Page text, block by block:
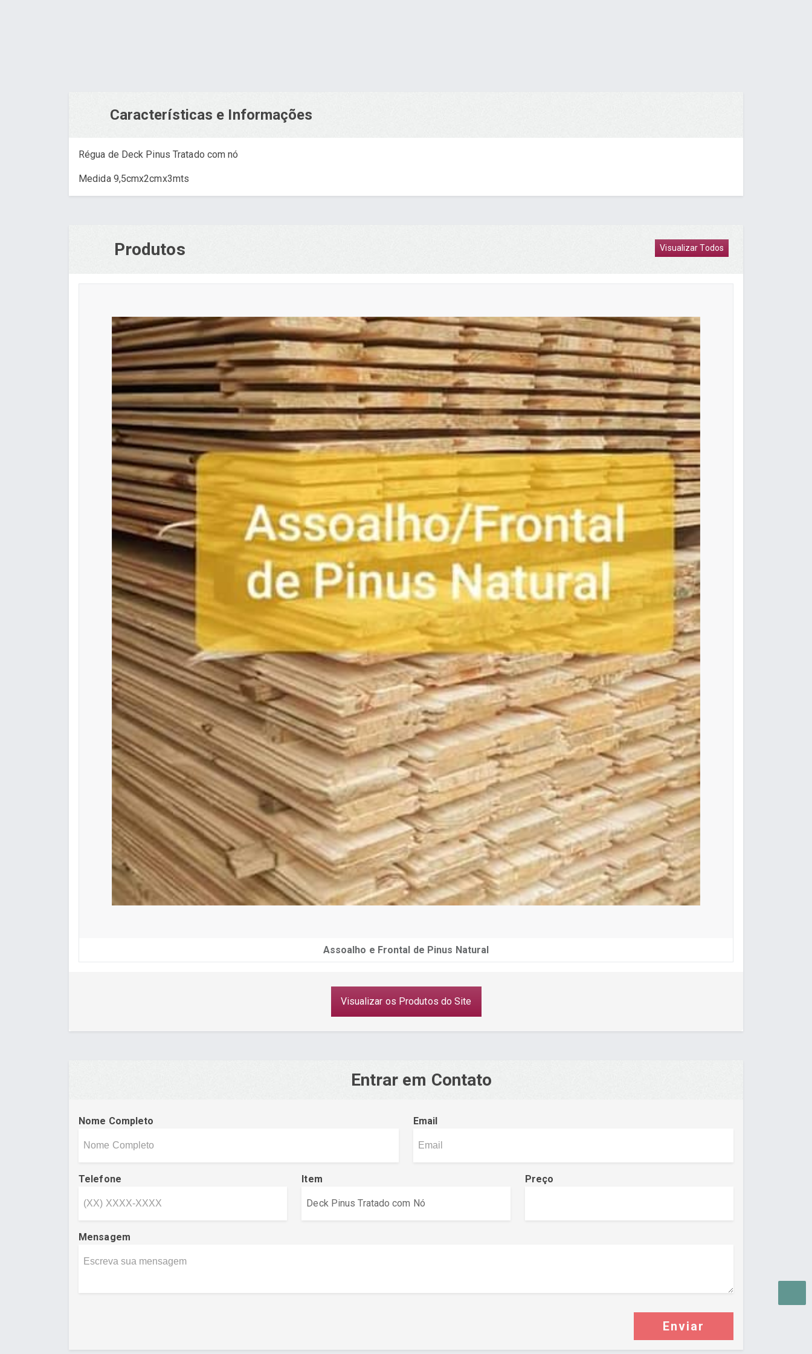
Características e Informações
Régua de Deck Pinus Tratado com nó
Medida 9,5cmx2cmx3mts
Produtos Visualizar Todos
Assoalho e Frontal de Pinus Natural
Visualizar os Produtos do Site
Entrar em Contato
Nome Completo Email
Telefone Item Preço
Mensagem
Enviar